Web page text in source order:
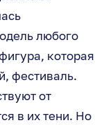
любого
которая
фестиваль.
от
в их тени. Но